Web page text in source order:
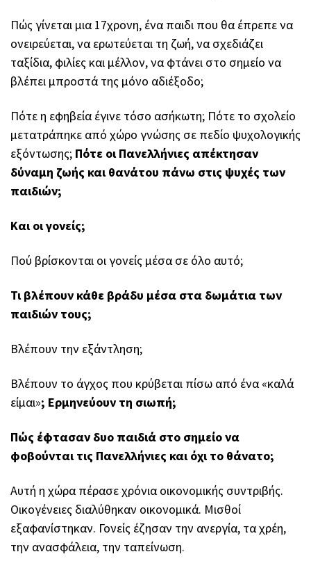
Πώς γίνεται μια 17χρονη, ένα παιδι που θα έπρεπε να
ονειρεύεται, να ερωτεύεται τη ζωή, να σχεδιάζει
ταξίδια, φιλίες και μέλλον, να φτάνει στο σημείο να
βλέπει μπροστά της μόνο αδιέξοδο;
Πότε η εφηβεία έγινε τόσο ασήκωτη; Πότε το σχολείο
μετατράπηκε από χώρο γνώσης σε πεδίο ψυχολογικής
εξόντωσης; Πότε οι Πανελλήνιες απέκτησαν
δύναμη ζωής και θανάτου πάνω στις ψυχές των
παιδιών;
Και οι γονείς;
Πού βρίσκονται οι γονείς μέσα σε όλο αυτό;
Τι βλέπουν κάθε βράδυ μέσα στα δωμάτια των
παιδιών τους;
Βλέπουν την εξάντληση;
Βλέπουν το άγχος που κρύβεται πίσω από ένα «καλά
είμαι»; Ερμηνεύουν τη σιωπή;
Πώς έφτασαν δυο παιδιά στο σημείο να
φοβούνται τις Πανελλήνιες και όχι το θάνατο;
Αυτή η χώρα πέρασε χρόνια οικονομικής συντριβής.
Οικογένειες διαλύθηκαν οικονομικά. Μισθοί
εξαφανίστηκαν. Γονείς έζησαν την ανεργία, τα χρέη,
την ανασφάλεια, την ταπείνωση.